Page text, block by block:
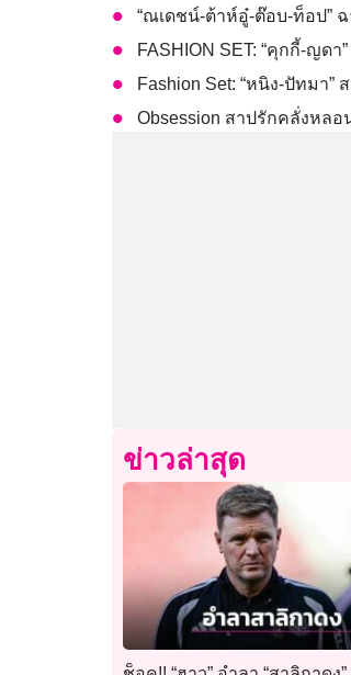
“ณเดชน์-ต้าห์อู๋-ต๊อบ-ท็อป”
FASHION SET: “คุกกี้-ญด
Fashion Set: “หนิง-ปัทมา
Obsession สาปรักคลั่งหลอ
ข่าวล่าสุด